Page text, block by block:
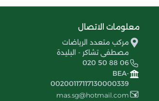
معلومات الاتصال
مركب متعدد الرياضات
مصطفى تشاكر - البليدة
020 50 88 06
BEA-
00200117117130000339
mas.sg@hotmail.com